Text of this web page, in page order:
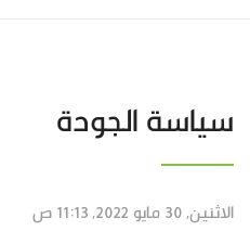
سياسة الجودة
الاثنين, 30 مايو 2022, 11:13 ص